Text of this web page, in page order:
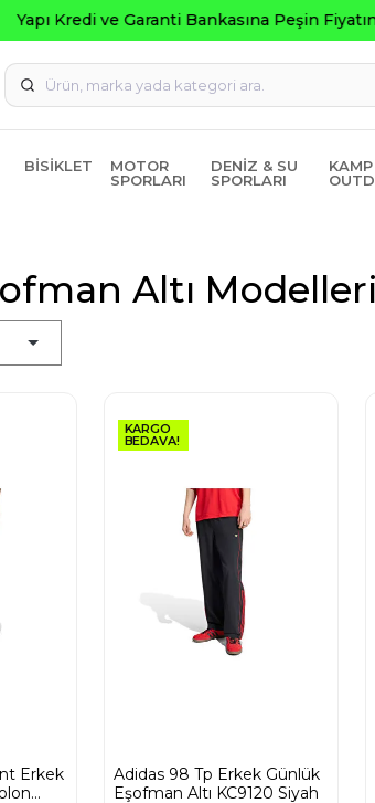
Seçili Ürünlerde ₺2000 Üzeri ₺200 İndirim
BISIKLET
MOTOR
SPORLARI
DENIZ & SU
SPORLARI
KAMP
Altı Modelleri
Erkek
KARGO
BEDAVA!
Adidas 98 Tp Erkek Günlük
Eşofman Altı KC9120 Siyah